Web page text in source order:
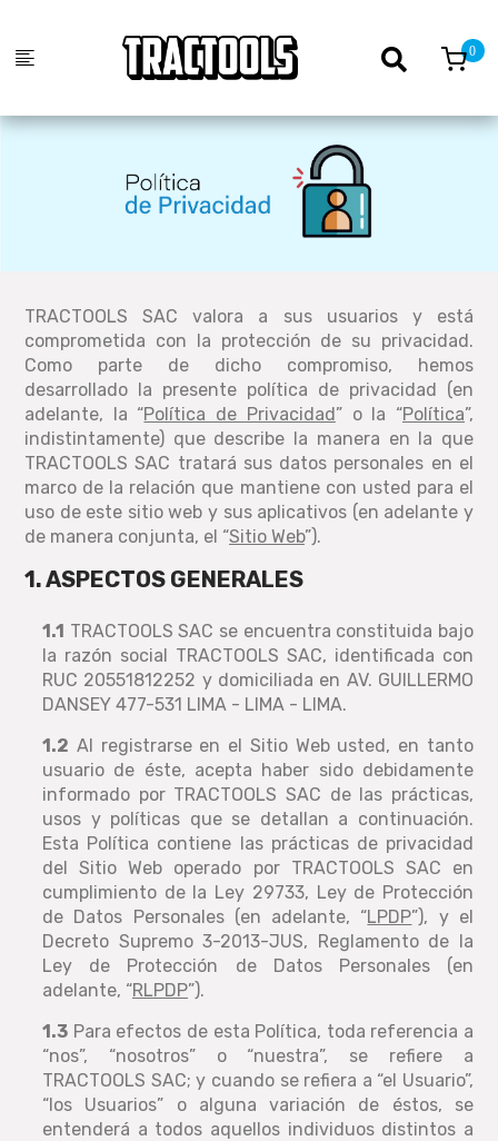
TRACTOOLS SAC valora a sus usuarios y está
comprometida con la protección de su privacidad.
Como parte de dicho compromiso, hemos
desarrollado la presente política de privacidad (en
adelante, la “Política de Privacidad” o la “Política”,
indistintamente) que describe la manera en la que
TRACTOOLS SAC tratará sus datos personales en el
marco de la relación que mantiene con usted para el
uso de este sitio web y sus aplicativos (en adelante y
de manera conjunta, el “Sitio Web”).
1. ASPECTOS GENERALES
1.1 TRACTOOLS SAC se encuentra constituida bajo
la razón social TRACTOOLS SAC, identificada con
RUC 20551812252 y domiciliada en AV. GUILLERMO
DANSEY 477-531 LIMA - LIMA - LIMA.
1.2 Al registrarse en el Sitio Web usted, en tanto
usuario de éste, acepta haber sido debidamente
informado por TRACTOOLS SAC de las prácticas,
usos y políticas que se detallan a continuación.
Esta Política contiene las prácticas de privacidad
del Sitio Web operado por TRACTOOLS SAC en
cumplimiento de la Ley 29733, Ley de Protección
de Datos Personales (en adelante, “LPDP”), y el
Decreto Supremo 3-2013-JUS, Reglamento de la
Ley de Protección de Datos Personales (en
adelante, “RLPDP”).
1.3 Para efectos de esta Política, toda referencia a
“nos”, “nosotros” o “nuestra”, se refiere a
TRACTOOLS SAC; y cuando se refiera a “el Usuario”,
“los Usuarios” o alguna variación de éstos, se
entenderá a todos aquellos individuos distintos a